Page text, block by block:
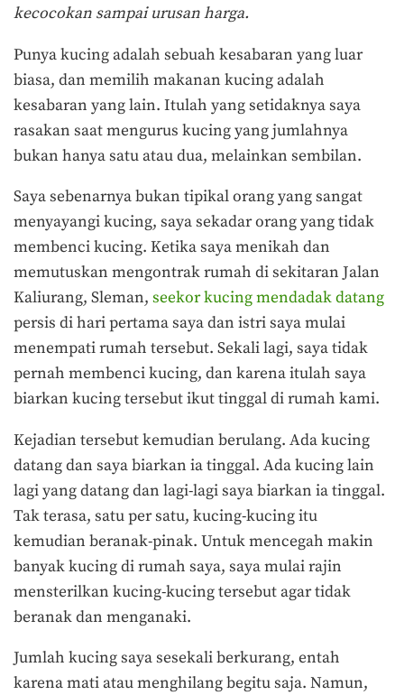
kecocokan sampai urusan harga.
Punya kucing adalah sebuah kesabaran yang luar
biasa, dan memilih makanan kucing adalah
kesabaran yang lain. Itulah yang setidaknya saya
rasakan saat mengurus kucing yang jumlahnya
bukan hanya satu atau dua, melainkan sembilan.
Saya sebenarnya bukan tipikal orang yang sangat
menyayangi kucing, saya sekadar orang yang tidak
membenci kucing. Ketika saya menikah dan
memutuskan mengontrak rumah di sekitaran Jalan
Kaliurang, Sleman, seekor kucing mendadak datang
persis di hari pertama saya dan istri saya mulai
menempati rumah tersebut. Sekali lagi, saya tidak
pernah membenci kucing, dan karena itulah saya
biarkan kucing tersebut ikut tinggal di rumah kami.
Kejadian tersebut kemudian berulang. Ada kucing
datang dan saya biarkan ia tinggal. Ada kucing lain
lagi yang datang dan lagi-lagi saya biarkan ia tinggal.
Tak terasa, satu per satu, kucing-kucing itu
kemudian beranak-pinak. Untuk mencegah makin
banyak kucing di rumah saya, saya mulai rajin
mensterilkan kucing-kucing tersebut agar tidak
beranak dan menganaki.
Jumlah kucing saya sesekali berkurang, entah
karena mati atau menghilang begitu saja. Namun,